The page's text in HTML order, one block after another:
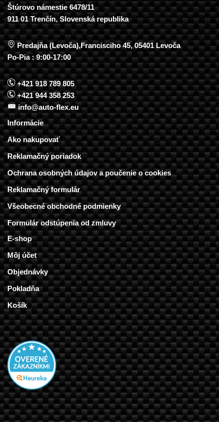
Štúrovo námestie 6478/11
911 01 Trenčín, Slovenská republika
Predajňa (Levoča),Francisciho 45, 05401 Levoča
Po-Pia : 9:00-17:00
+421 918 789 805
+421 944 358 253
info@auto-flex.eu
Informácie
Ako nakupovať
Reklamačný poriadok
Ochrana osobných údajov a poučenie o cookies
Reklamačný formulár
Všeobecné obchodné podmienky
Formulár odstúpenia od zmluvy
E-shop
Môj účet
Objednávky
Pokladňa
Košík